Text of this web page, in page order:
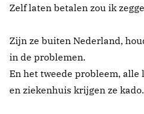
Zelf laten betalen zou ik
Zijn ze buiten Nederland,
in de problemen.
En het tweede probleem,
en ziekenhuis krijgen ze